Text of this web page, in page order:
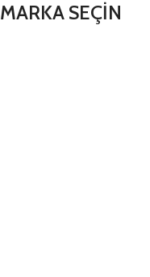
MARKA SEÇİN